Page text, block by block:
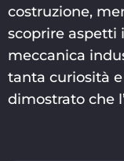
costruzione,
scoprire aspetti
meccanica
tanta curiosità
dimostrato che